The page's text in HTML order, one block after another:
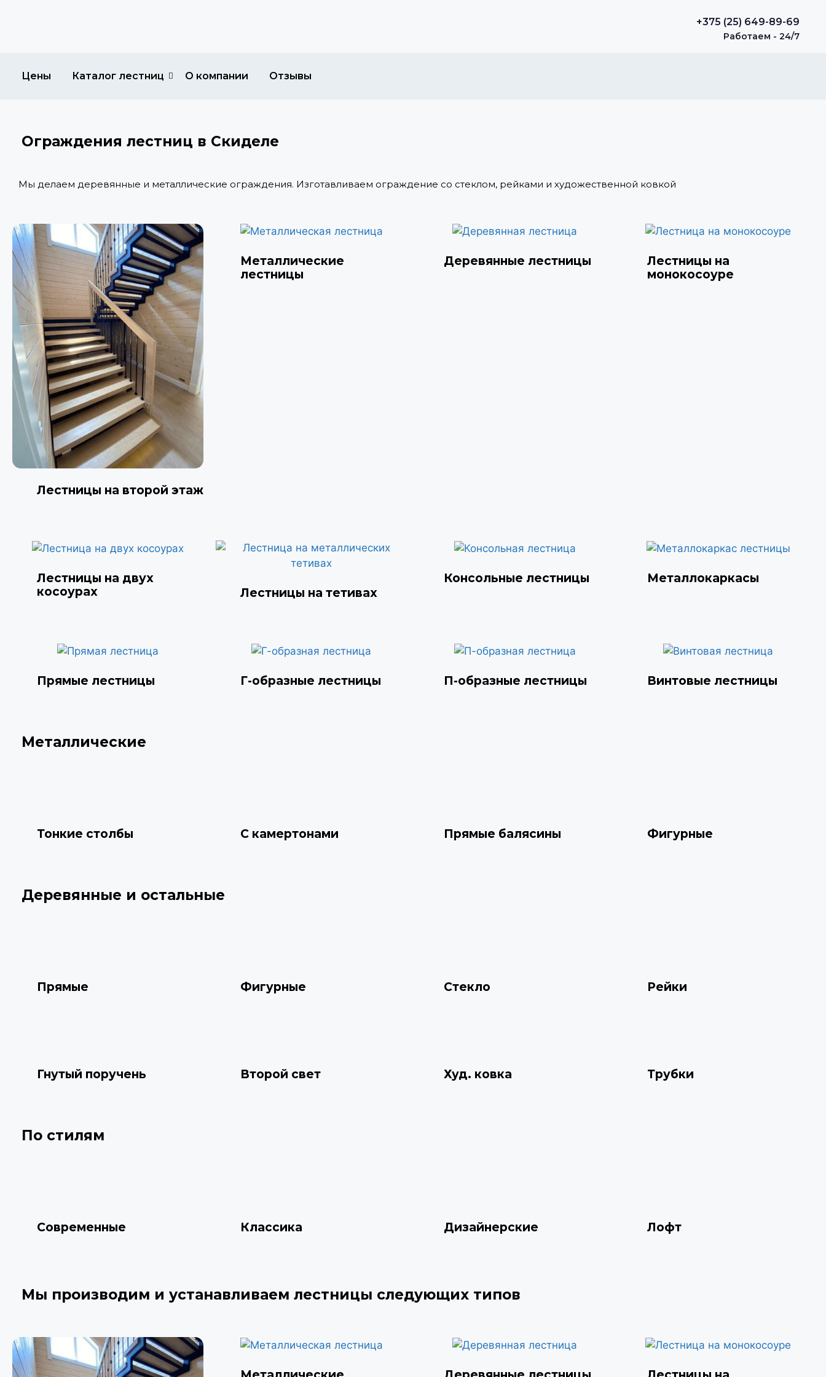
+375 (25) 649-89-69
Работаем - 24/7
Цены Каталог лестниц О компании Отзывы
Ограждения лестниц в Скиделе
Мы делаем деревянные и металлические ограждения. Изготавливаем ограждение со стеклом, рейками и художественной ковкой
Лестницы на второй этаж
Металлические
лестницы
Деревянные лестницы
Лестницы на
монокосоуре
Лестницы на двух
косоурах
Лестницы на тетивах
Консольные лестницы Металлокаркасы
Прямые лестницы Г-образные лестницы П-образные лестницы Винтовые лестницы
Металлические
Тонкие столбы С камертонами Прямые балясины Фигурные
Деревянные и остальные
Прямые Фигурные Стекло Рейки
Гнутый поручень Второй свет Худ. ковка Трубки
По стилям
Современные Классика Дизайнерские Лофт
Мы производим и устанавливаем лестницы следующих типов